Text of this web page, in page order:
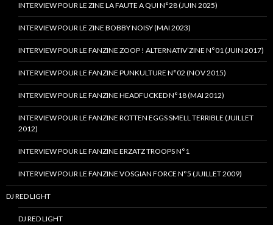
INTERVIEW POUR LE ZINE LA FAUTE A QUI N°28 (JUIN 2025)
INTERVIEW POUR LE ZINE BOBBY NOISY (MAI 2023)
INTERVIEW POUR LE FANZINE ZOOP ! ALTERNATIV’ZINE N°01 (JUIN 2017)
INTERVIEW POUR LE FANZINE PUNKULTURE N°02 (NOV 2015)
INTERVIEW POUR LE FANZINE HEADFUCKED N°18 (MAI 2012)
INTERVIEW POUR LE FANZINE ROTTEN EGGS SMELL TERRIBLE (JUILLET
2012)
INTERVIEW POUR LE FANZINE ERZATZ TROOPS N°1
INTERVIEW POUR LE FANZINE VOSGIAN FORCE N°5 (JUILLET 2009)
DJ RED LIGHT
DJ RED LIGHT